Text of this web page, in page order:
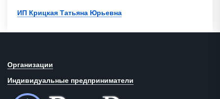
ИП Крицкая Татьяна Юрьевна
Организации
Индивидуальные предприниматели